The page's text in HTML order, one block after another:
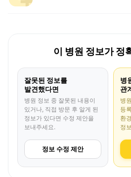
이 병원 정보가 정
잘못된 정보를
발견했다면
병원 정보 중 잘못된 내용이
있거나, 직접 방문 후 알게 된
정보가 있다면 수정 제안을
보내주세요.
정보 수정 제안
병
관
병
등
환
정